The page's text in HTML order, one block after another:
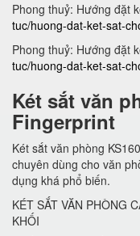
Phong thuỷ: Hướng đặt
tuc/huong-dat-ket-sat-
Phong thuỷ: Hướng đặt
tuc/huong-dat-ket-sat-
Két sắt văn
Fingerprint
Két sắt văn phòng
chuyên dùng cho văn
dụng khá phổ biến.
KÉT SẮT VĂN PHÒNG
KHỐI